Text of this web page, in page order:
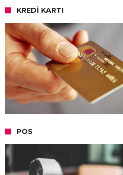
KREDI KARTI
POS